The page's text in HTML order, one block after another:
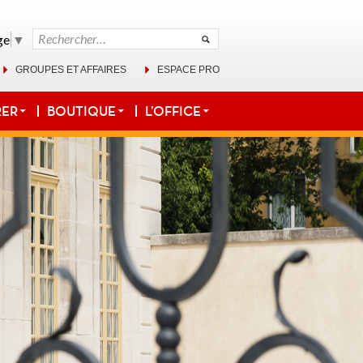
Rechercher :
▼
GROUPES ET AFFAIRES ESPACE PRO
BOUTIQUE L’OFFICE